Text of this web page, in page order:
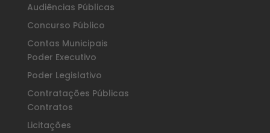
Audiências Públicas
Concurso Público
Contas Municipais
Poder Executivo
Poder Legislativo
Contratações Públicas
Contratos
Licitações